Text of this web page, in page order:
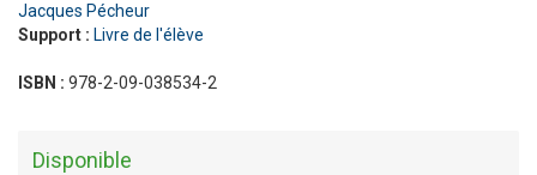
Jacques Pécheur
Support : Livre de l'élève
ISBN : 978-2-09-038534-2
Disponible